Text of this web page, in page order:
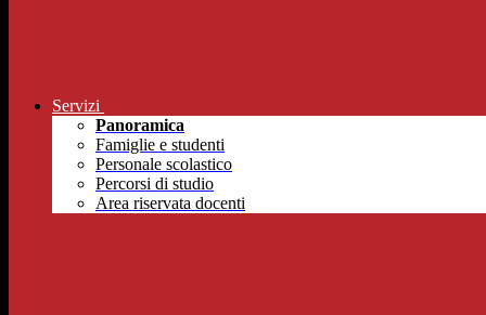
Servizi
Panoramica
Famiglie e studenti
Personale scolastico
Percorsi di studio
Area riservata docenti